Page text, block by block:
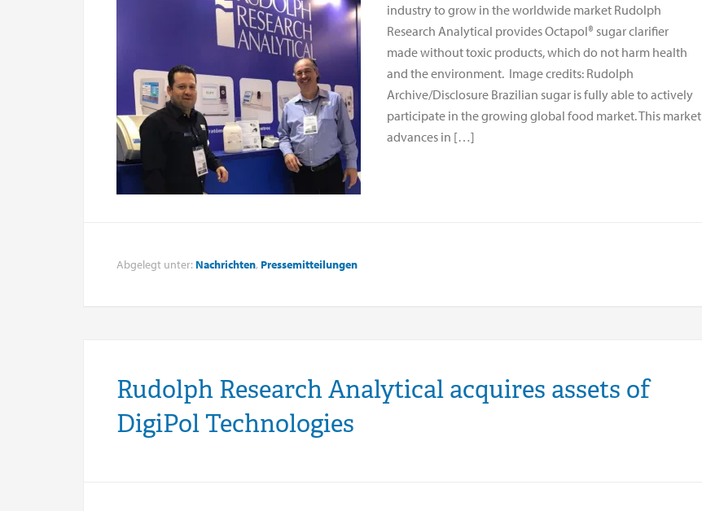
industry to grow in the worldwide market Rudolph
Research Analytical provides Octapol® sugar clarifier
made without toxic products, which do not harm health
and the environment. Image credits: Rudolph
Archive/Disclosure Brazilian sugar is fully able to actively
participate in the growing global food market. This market
advances in […]
Abgelegt unter: Nachrichten, Pressemitteilungen
Rudolph Research Analytical acquires assets of
DigiPol Technologies